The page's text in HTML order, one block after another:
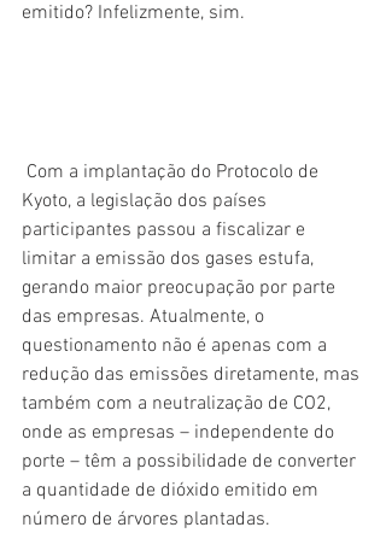
emitido? Infelizmente, sim.
Kyoto, a legislação dos países
participantes passou a fiscalizar e
limitar a emissão dos gases estufa,
gerando maior preocupação por parte
das empresas. Atualmente, o
questionamento não é apenas com a
redução das emissões diretamente, mas
também com a neutralização de CO2,
onde as empresas – independente do
porte – têm a possibilidade de converter
a quantidade de dióxido emitido em
número de árvores plantadas.